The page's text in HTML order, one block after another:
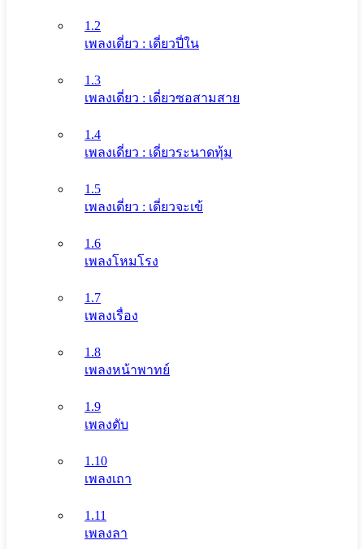
1.2
เพลงเดี่ยว : เดี่ยวปี่ใน
1.3
เพลงเดี่ยว : เดี่ยวซอสามสาย
1.4
เพลงเดี่ยว : เดี่ยวระนาดทุ้ม
1.5
เพลงเดี่ยว : เดี่ยวจะเข้
1.6
เพลงโหมโรง
1.7
เพลงเรื่อง
1.8
เพลงหน้าพาทย์
1.9
เพลงตับ
1.10
เพลงเถา
1.11
เพลงลา